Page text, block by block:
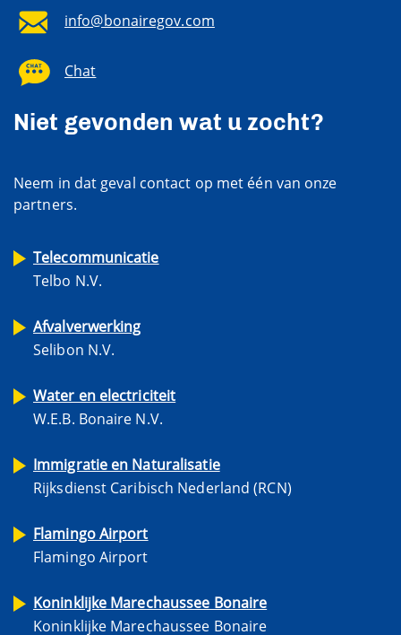
info@bonairegov.com
Chat
Niet gevonden wat u zocht?
Neem in dat geval contact op met één van onze
partners.
Telecommunicatie
Telbo N.V.
Afvalverwerking
Selibon N.V.
Water en electriciteit
W.E.B. Bonaire N.V.
Immigratie en Naturalisatie
Rijksdienst Caribisch Nederland (RCN)
Flamingo Airport
Flamingo Airport
Koninklijke Marechaussee Bonaire
Koninklijke Marechaussee Bonaire